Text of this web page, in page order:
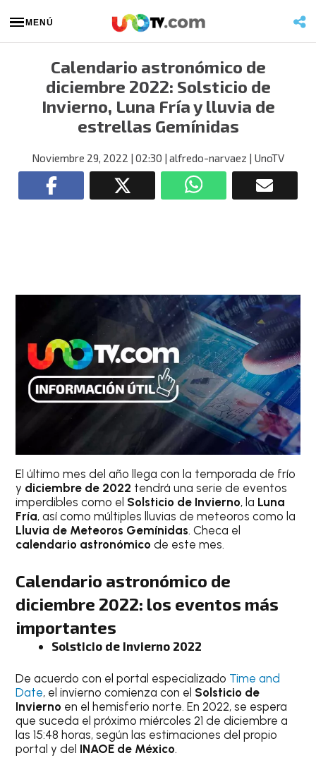
MENÚ
Calendario astronómico de
diciembre 2022: Solsticio de
Invierno, Luna Fría y lluvia de
estrellas Gemínidas
Noviembre 29, 2022 | 02:30 | alfredo-narvaez | UnoTV
El último mes del año llega con la temporada de frío
y diciembre de 2022 tendrá una serie de eventos
imperdibles como el Solsticio de Invierno, la Luna
Fría, así como múltiples lluvias de meteoros como la
Lluvia de Meteoros Gemínidas. Checa el
calendario astronómico de este mes.
Calendario astronómico de
diciembre 2022: los eventos más
importantes
Solsticio de Invierno 2022
De acuerdo con el portal especializado Time and
Date, el invierno comienza con el Solsticio de
Invierno en el hemisferio norte. En 2022, se espera
que suceda el próximo miércoles 21 de diciembre a
las 15:48 horas, según las estimaciones del propio
portal y del INAOE de México.